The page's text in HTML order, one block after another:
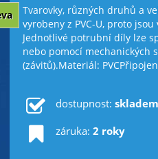
Tvarovky, různých druhů a
vyrobeny z PVC-U, proto jsou
Jednotlivé potrubní díly lze
nebo pomocí mechanických
(závitů).Materiál:
dostupnost: skladem
záruka: 2 roky